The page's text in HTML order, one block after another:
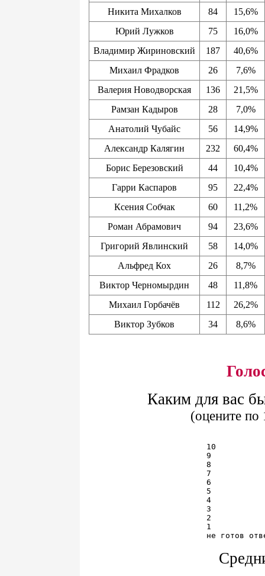
Никита Михалков
84
15,6%
Юрий Лужков
75
16,0%
Владимир Жириновский
187
40,6%
Михаил Фрадков
26
7,6%
Валерия Новодворская
136
21,5%
Рамзан Кадыров
28
7,0%
Анатолий Чубайс
56
14,9%
Александр Калягин
232
60,4%
Борис Березовский
44
10,4%
Гарри Каспаров
95
22,4%
Ксения Собчак
60
11,2%
Роман Абрамович
94
23,6%
Григорий Явлинский
58
14,0%
Альфред Кох
26
8,7%
Виктор Черномырдин
48
11,8%
Михаил Горбачёв
112
26,2%
Виктор Зубков
34 8,6%
Каким для вас
(оцените по
10
9
8
7
6
5
4
3
2
1